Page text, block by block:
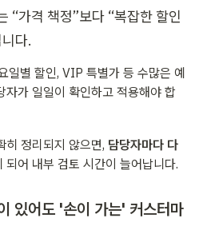
“가격 책정”보다 “복잡한 할인
다.
일별 할인, VIP 특별가 등 수많은 예
자가 일일이 확인하고 적용해야 합
히 정리되지 않으면, 담당자마다 다
되어 내부 검토 시간이 늘어납니다.
있어도 '손이 가는' 커스터마